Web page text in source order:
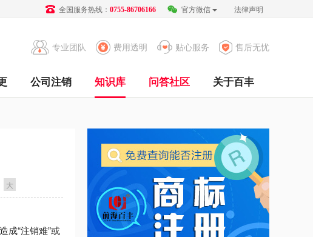
全国服务热线： 0755-86706166 官方微信 法律声明
售后无忧
贴心服务
费用透明
专业团队
公司注销 知识库 问答社区 关于百丰
大
成“注销难”或